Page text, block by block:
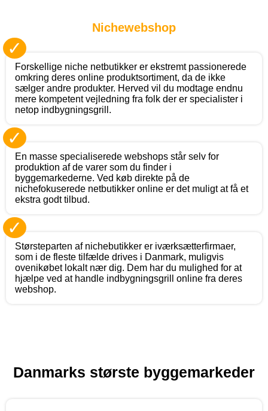
Nichewebshop
✓
Forskellige niche netbutikker er ekstremt passionerede
omkring deres online produktsortiment, da de ikke
sælger andre produkter. Herved vil du modtage endnu
mere kompetent vejledning fra folk der er specialister i
netop indbygningsgrill.
✓
En masse specialiserede webshops står selv for
produktion af de varer som du finder i
byggemarkederne. Ved køb direkte på de
nichefokuserede netbutikker online er det muligt at få et
ekstra godt tilbud.
✓
Størsteparten af nichebutikker er iværksætterfirmaer,
som i de fleste tilfælde drives i Danmark, muligvis
ovenikøbet lokalt nær dig. Dem har du mulighed for at
hjælpe ved at handle indbygningsgrill online fra deres
webshop.
Danmarks største byggemarkeder